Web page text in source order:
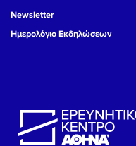
Newsletter
Ημερολόγιο Εκδηλώσεων